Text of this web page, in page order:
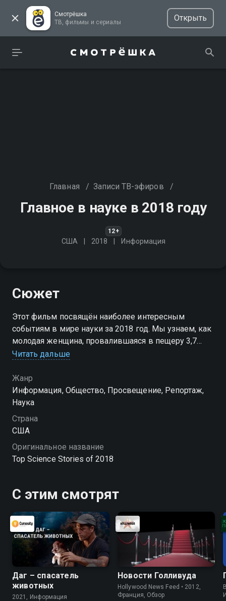
Смотрёшка
ТВ, фильмы и сериалы
Открыть
Главная / Записи ТВ-эфиров /
Главное в науке в 2018 году
12+
США 2018 Информация
Сюжет
Этот фильм посвящён наиболее интересным
событиям в мире науки за 2018 год. Мы узнаем, как
молодая женщина, провалившаяся в пещеру 3,7
миллионов лет назад, изменила наши
человечества
Читать дальше
Жанр
Информация, Общество, Просвещение, Репортаж,
Наука
Страна
США
Оригинальное название
Top Science Stories of 2018
С этим смотрят
Даг – спасатель
животных
2021, Информация
Новости Голливуда
Hollywood News Feed • 2012,
Франция, Обзор